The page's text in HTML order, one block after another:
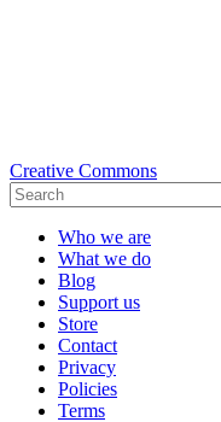
Creative Commons
Who we are
What we do
Blog
Support us
Store
Contact
Privacy
Policies
Terms